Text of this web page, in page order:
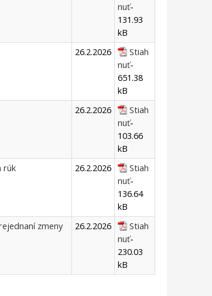
nuť-
131.93
kB
26.2.2026
Stiah
nuť-
651.38
kB
26.2.2026
Stiah
nuť-
103.66
kB
rúk
26.2.2026
Stiah
nuť-
136.64
kB
zmeny
26.2.2026
Stiah
nuť-
230.03
kB